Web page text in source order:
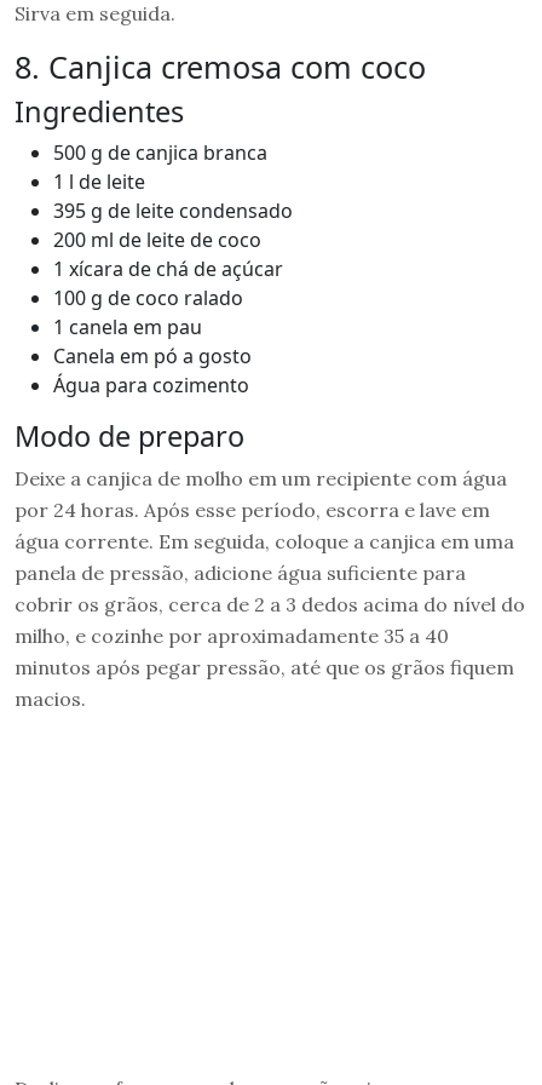
Sirva em seguida.
8. Canjica cremosa com coco
Ingredientes
500 g de canjica branca
1 l de leite
395 g de leite condensado
200 ml de leite de coco
1 xícara de chá de açúcar
100 g de coco ralado
1 canela em pau
Canela em pó a gosto
Água para cozimento
Modo de preparo
Deixe a canjica de molho em um recipiente com água
por 24 horas. Após esse período, escorra e lave em
água corrente. Em seguida, coloque a canjica em uma
panela de pressão, adicione água suficiente para
cobrir os grãos, cerca de 2 a 3 dedos acima do nível do
milho, e cozinhe por aproximadamente 35 a 40
minutos após pegar pressão, até que os grãos fiquem
macios.